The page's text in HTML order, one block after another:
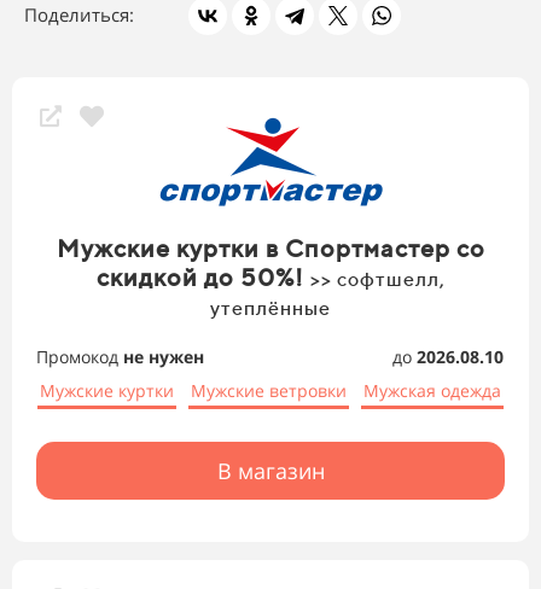
Поделиться:
Мужские куртки в Спортмастер со
скидкой до 50%! >> софтшелл,
утеплённые
Промокод не нужен до 2026.08.10
Мужские куртки
Мужские ветровки Мужская одежда
В магазин